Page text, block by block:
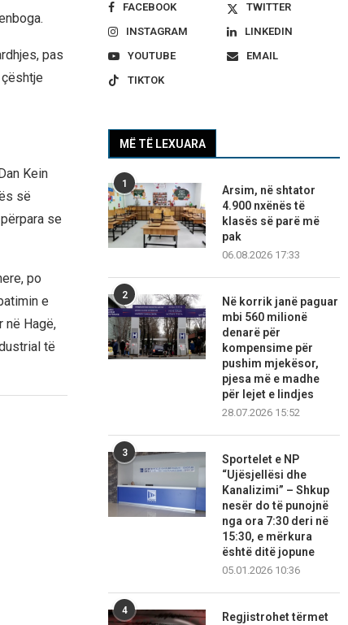
pas
Kein
së
se
po
e
në Hagë,
të
FACEBOOK
TWITTER
INSTAGRAM
LINKEDIN
YOUTUBE
EMAIL
TIKTOK
MË TË LEXUARA
1
Arsim, në shtator
4.900 nxënës të
klasës së parë më
pak
06.08.2026 17:33
2
Në korrik janë paguar
mbi 560 milionë
denarë për
kompensime për
pushim mjekësor,
pjesa më e madhe
për lejet e lindjes
28.07.2026 15:52
3
Sportelet e NP
“Ujësjellësi dhe
Kanalizimi” – Shkup
nesër do të punojnë
nga ora 7:30 deri në
15:30, e mërkura
është ditë jopune
05.01.2026 10:36
4
Regjistrohet tërmet